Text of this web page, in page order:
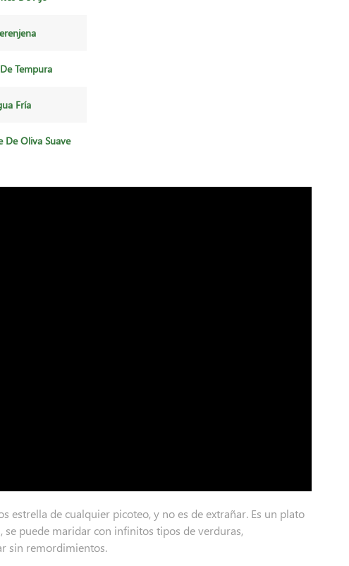
Tempura
Fría
De Oliva Suave
estrella de cualquier picoteo, y no es de extrañar. Es un plato
se puede maridar con infinitos tipos de verduras,
sin remordimientos.